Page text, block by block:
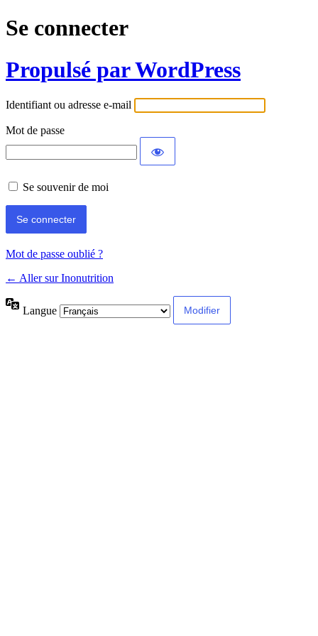
Se connecter
Propulsé par WordPress
Identifiant ou adresse e-mail
Mot de passe
Se souvenir de moi
Mot de passe oublié ?
← Aller sur Inonutrition
Langue